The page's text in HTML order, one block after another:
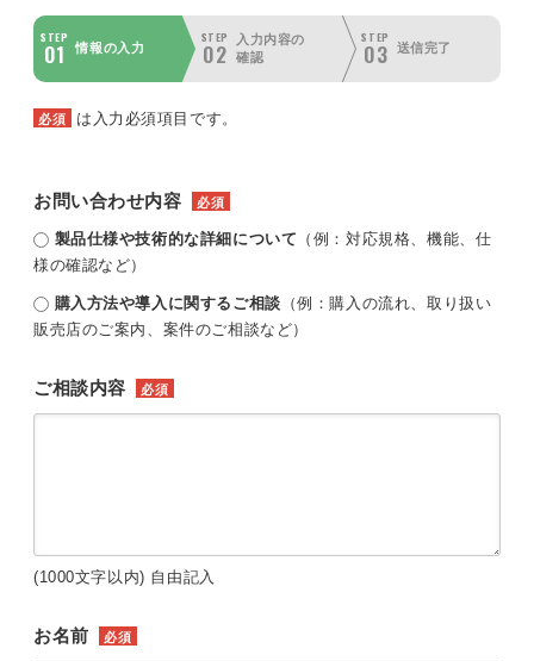
STEP
01 情報の入力
STEP
02
入力内容の
確認
STEP
03 送信完了
必須 は入力必須項目です。
お問い合わせ内容 必須
製品仕様や技術的な詳細について （例：対応規格、機能、仕
様の確認など）
購入方法や導入に関するご相談 （例：購入の流れ、取り扱い
販売店のご案内、案件のご相談など）
ご相談内容 必須
(1000文字以内) 自由記入
お名前 必須